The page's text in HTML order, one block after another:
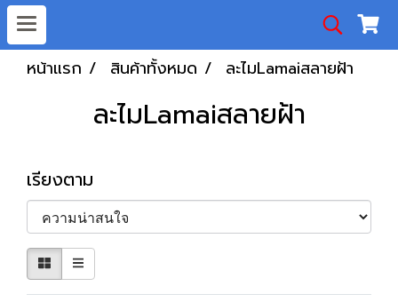
หน้าแรก สินค้าทั้งหมด ละไมLamaiสลายฝ้า
ละไมLamaiสลายฝ้า
เรียงตาม